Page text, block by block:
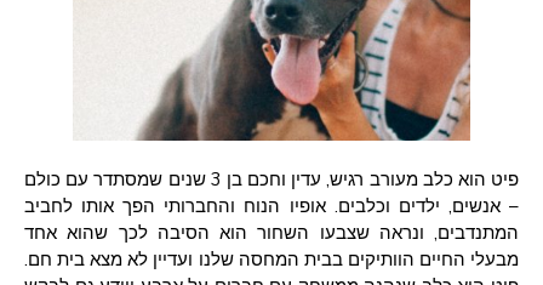
פיט הוא כלב מעורב רגיש, עדין וחכם בן 3 שנים שמסתדר עם כולם
– אנשים, ילדים וכלבים. אופיו הנוח והחברותי הפך אותו לחביב
המתנדבים, ונראה שצבעו השחור הוא הסיבה לכך שהוא אחד
מבעלי החיים הוותיקים בבית המחסה שלנו ועדיין לא מצא בית חם.